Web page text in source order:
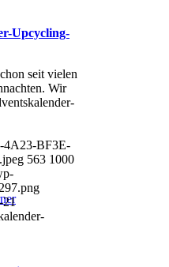
Upcycling-
seit vielen
Wir
4A23-BF3E-
563 1000
21